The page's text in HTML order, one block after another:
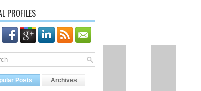
PROFILES
Posts Archives